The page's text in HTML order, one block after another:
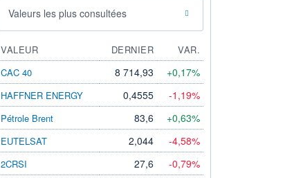
Valeurs les plus consultées
VALEUR DERNIER
VAR.
CAC 40
8 714,93 +0,17%
HAFFNER ENERGY 0,4555 -1,19%
Pétrole Brent 83,6 +0,63%
EUTELSAT 2,044 -4,58%
2CRSI 27,6 -0,79%